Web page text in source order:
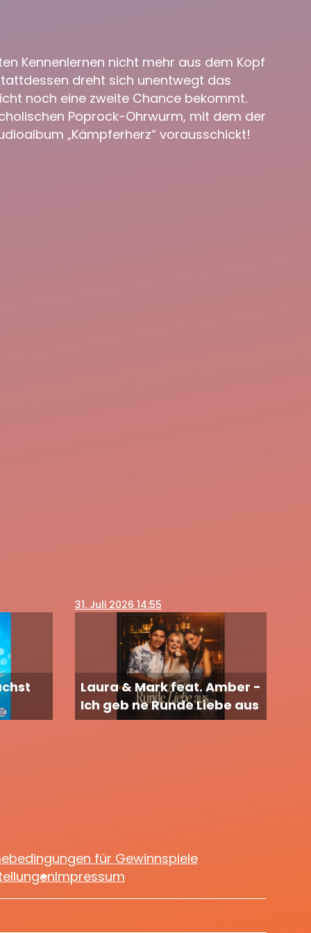
Kennenlernen nicht mehr aus dem Kopf
dreht sich unentwegt das
noch eine zweite Chance bekommt.
Poprock-Ohrwurm, mit dem der
„Kämpferherz“ vorausschickt!
31. Juli 2026 14:55
Laura & Mark feat. Amber -
Ich geb ne Runde Liebe aus
für Gewinnspiele
Impressum